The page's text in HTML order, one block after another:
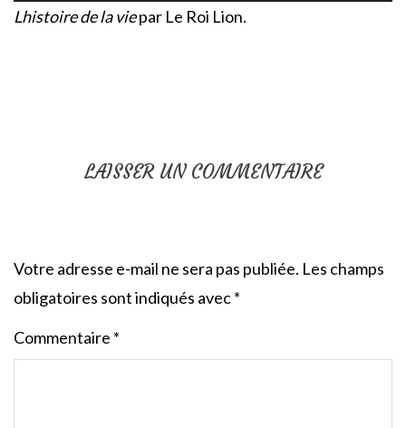
Lhistoire de la viepar Le Roi Lion.
LAISSER UN COMMENTAIRE
Votre adresse e-mail ne sera pas publiée. Les champs
obligatoires sont indiqués avec*
Commentaire *